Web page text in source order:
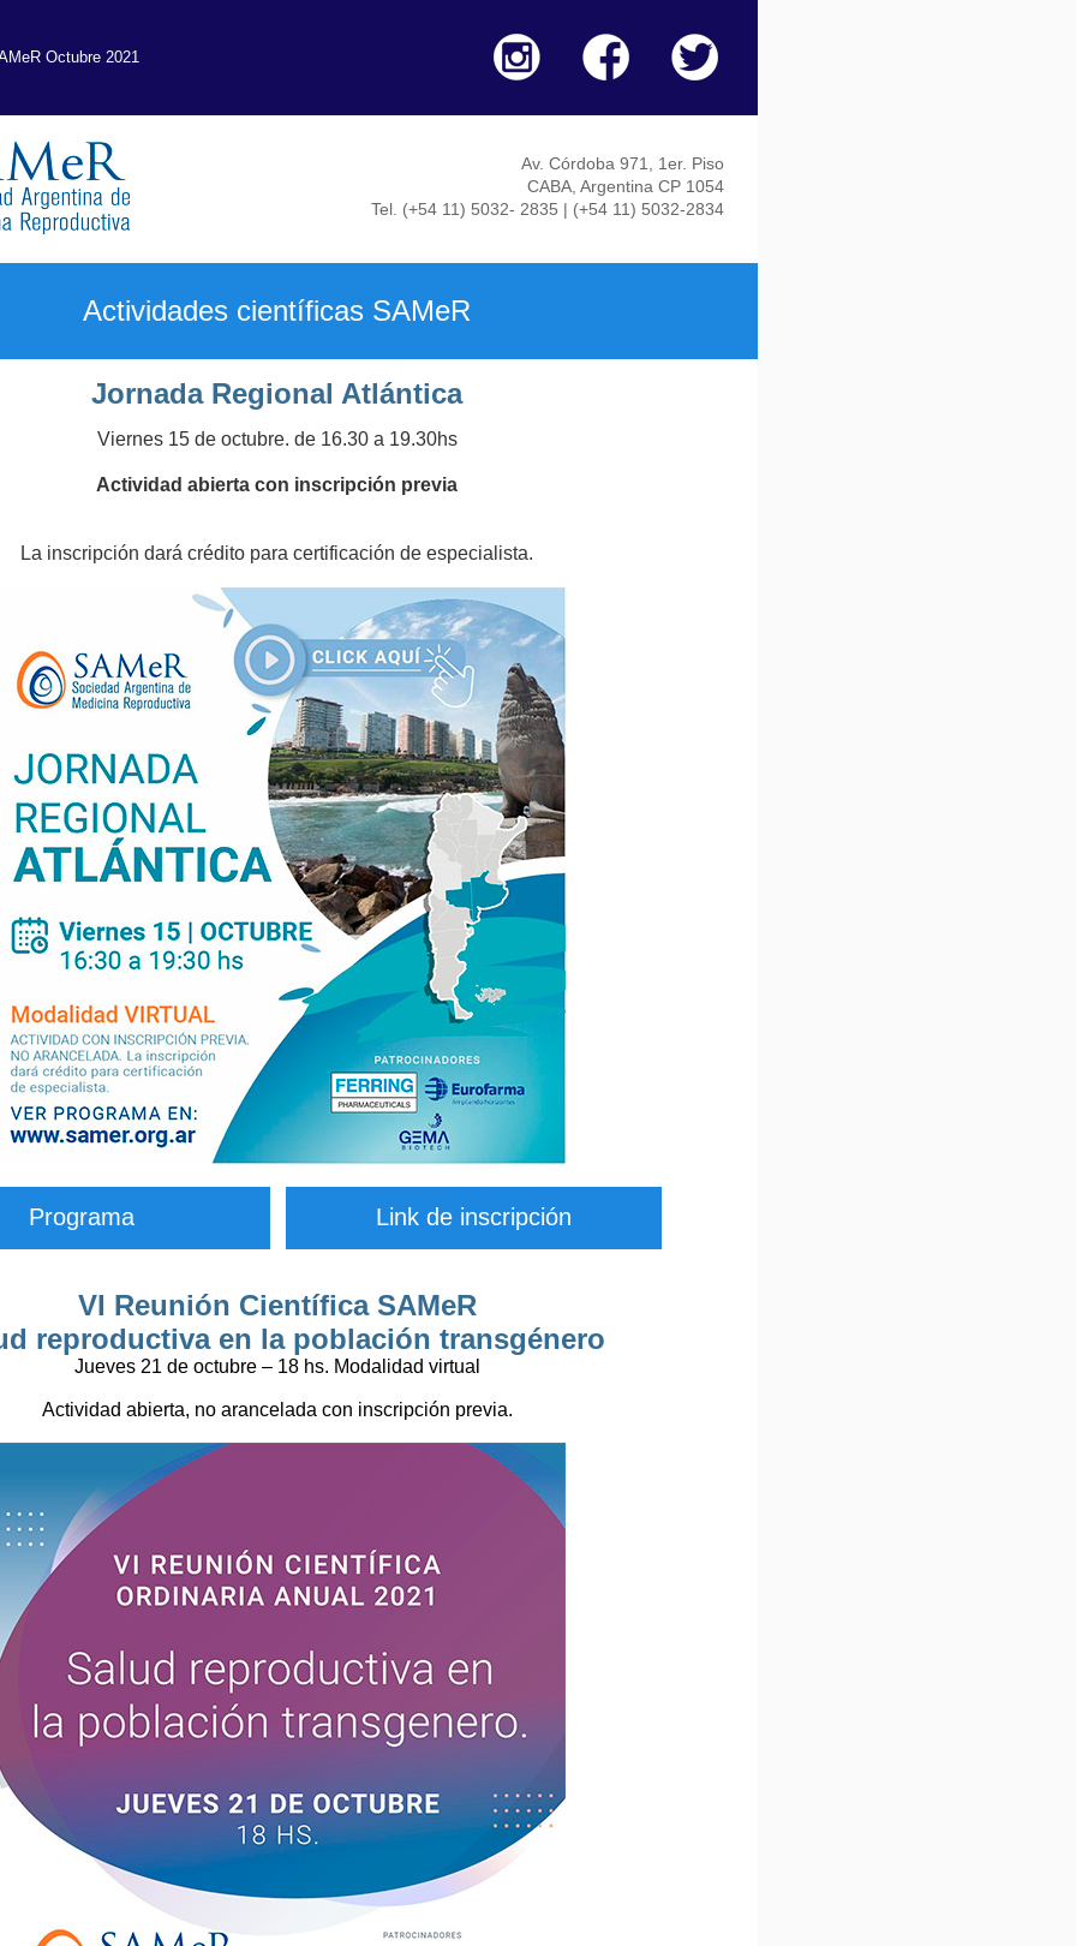
Octubre 2021
Av. Córdoba 971, 1er. Piso
CABA, Argentina CP 1054
Tel. (+54 11) 5032- 2835 | (+54 11) 5032-2834
Actividades científicas SAMeR
Jornada Regional Atlántica
Viernes 15 de octubre. de 16.30 a 19.30hs
Actividad abierta con inscripción previa
La inscripción dará crédito para certificación de especialista.
Programa Link de inscripción
VI Reunión Científica SAMeR
reproductiva en la población transgénero
Jueves 21 de octubre – 18 hs. Modalidad virtual
Actividad abierta, no arancelada con inscripción previa.